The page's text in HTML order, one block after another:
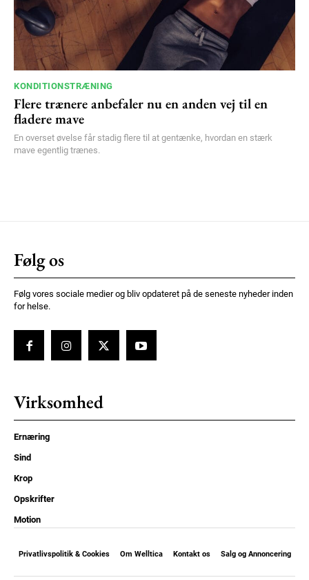
KONDITIONSTRÆNING
Flere trænere anbefaler nu en anden vej til en
fladere mave
En overset øvelse får stadig flere til at gentænke, hvordan en stærk
mave egentlig trænes.
Følg os
Følg vores sociale medier og bliv opdateret på de seneste nyheder inden
for helse.
Virksomhed
Ernæring
Sind
Krop
Opskrifter
Motion
Privatlivspolitik & Cookies Om Welltica Kontakt os Salg og Annoncering